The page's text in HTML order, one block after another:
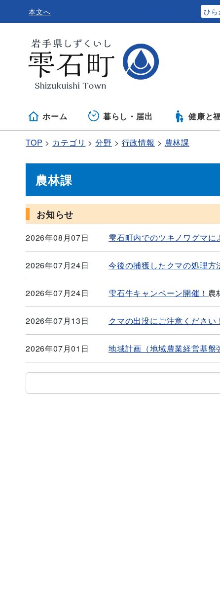
本文へ ひら
ホーム 暮らし・届出 健康と
TOP カテゴリ 分野 行政情報 農林課
農林課
お知らせ
2026年08月07日 雫石町内でのツキノワグマ
2026年07月24日 今後の捕獲したクマの処理方
2026年07月24日 雫石牛キャンペーン開催！ 農
2026年07月13日 クマの出没にご注意ください！
2026年07月01日 地域計画（地域農業経営基盤